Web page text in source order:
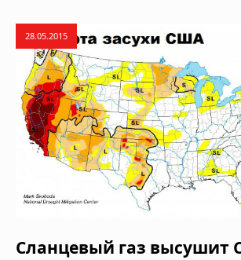
28.05.2015
Сланцевый газ высушит